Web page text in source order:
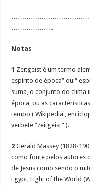
………………..
Notas
1 Zeitgeist é um termo
espírito de época” ou “
suma, o conjunto do clima
época, ou as
tempo ( Wikipedia ,
verbete “zeitgeist” ).
2 Gerald Massey (1828-
como fonte pelos autores
de Jesus como sendo o
Egypt, Light of the World